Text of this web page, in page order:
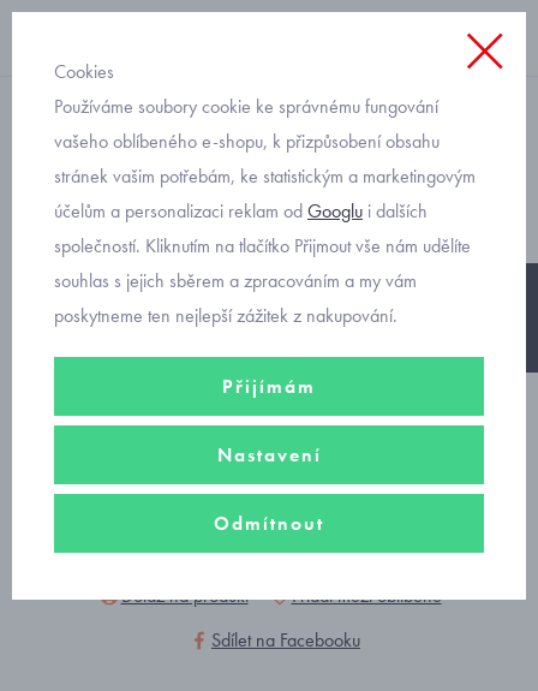
dívčí sněhule
Olang Patty mix sněhule
Dotaz na produkt
Přidat mezi oblíbené
Sdílet na Facebooku
Cookies
Používáme soubory cookie ke správnému fungování
vašeho oblíbeného e-shopu, k přizpůsobení obsahu
stránek vašim potřebám, ke statistickým a marketingovým
účelům a personalizaci reklam odGooglu i dalších
společností. Kliknutím na tlačítko Přijmout vše nám udělíte
souhlas s jejich sběrem a zpracováním a my vám
poskytneme ten nejlepší zážitek z nakupování.
Přijímám
Nastavení
Odmítnout